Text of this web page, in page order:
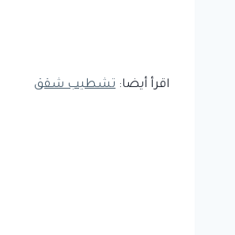
اقرأ أيضا: تشطيب شقق